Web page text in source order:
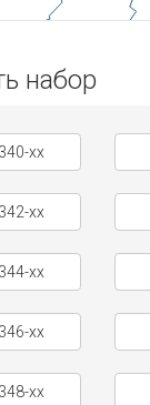
набор
xx
xx
xx
xx
xx